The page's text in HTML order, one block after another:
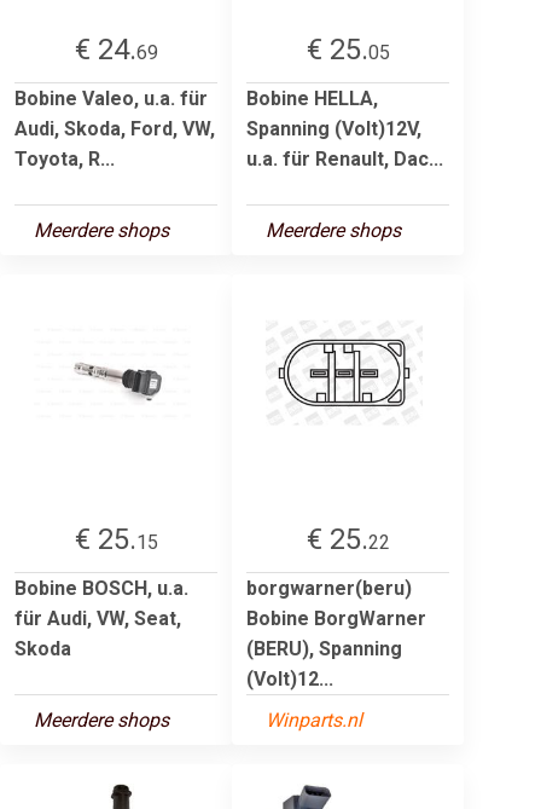
€ 24.69
Bobine Valeo, u.a. für
Audi, Skoda, Ford, VW,
Toyota, R...
Meerdere shops
€ 25.05
Bobine HELLA,
Spanning (Volt)12V,
u.a. für Renault, Dac...
Meerdere shops
€ 25.15
Bobine BOSCH, u.a.
für Audi, VW, Seat,
Skoda
Meerdere shops
€ 25.22
borgwarner(beru)
Bobine BorgWarner
(BERU), Spanning
(Volt)12...
Winparts.nl